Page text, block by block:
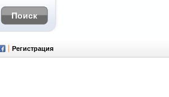
Регистрация